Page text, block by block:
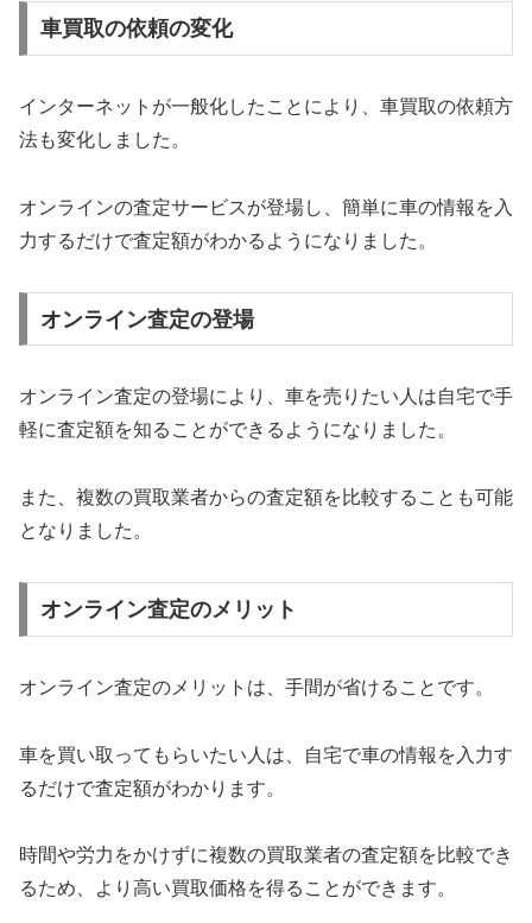
車買取の依頼の変化
インターネットが一般化したことにより、車買取の依頼方
法も変化しました。
オンラインの査定サービスが登場し、簡単に車の情報を入
力するだけで査定額がわかるようになりました。
オンライン査定の登場
オンライン査定の登場により、車を売りたい人は自宅で手
軽に査定額を知ることができるようになりました。
また、複数の買取業者からの査定額を比較することも可能
となりました。
オンライン査定のメリット
オンライン査定のメリットは、手間が省けることです。
車を買い取ってもらいたい人は、自宅で車の情報を入力す
るだけで査定額がわかります。
時間や労力をかけずに複数の買取業者の査定額を比較でき
るため、より高い買取価格を得ることができます。